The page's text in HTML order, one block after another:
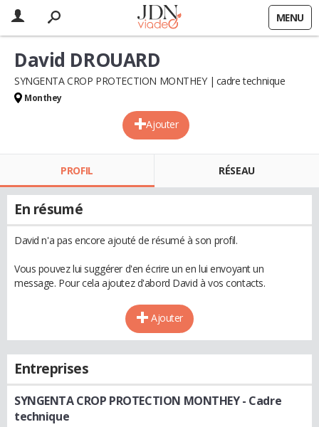
MENU
Ajouter
David DROUARD
SYNGENTA CROP PROTECTION MONTHEY cadre technique
Monthey
PROFIL RÉSEAU
En résumé
David n'a pas encore ajouté de résumé à son profil.
Vous pouvez lui suggérer d'en écrire un en lui envoyant un
message. Pour cela ajoutez d'abord David à vos contacts.
Ajouter
Entreprises
SYNGENTA CROP PROTECTION MONTHEY- Cadre
technique